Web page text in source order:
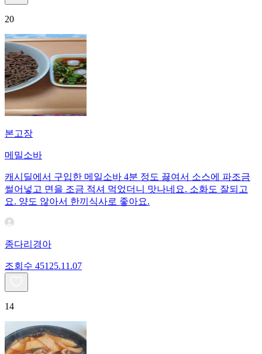
20
본고장
메밀소바
캐시딜에서 구입한 메일소바 4분 정도 끓여서 소스에 파조금
썰어넣고 면을 조금 적셔 먹었더니 맛나네요. 소화도 잘되고
요. 양도 않아서 한끼식사로 좋아요.
종다리경아
조회수 451 25.11.07
14